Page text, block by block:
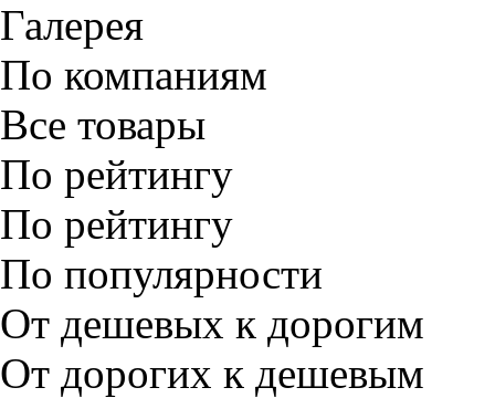
Галерея
По компаниям
Все товары
По рейтингу
По рейтингу
По популярности
От дешевых к дорогим
От дорогих к дешевым